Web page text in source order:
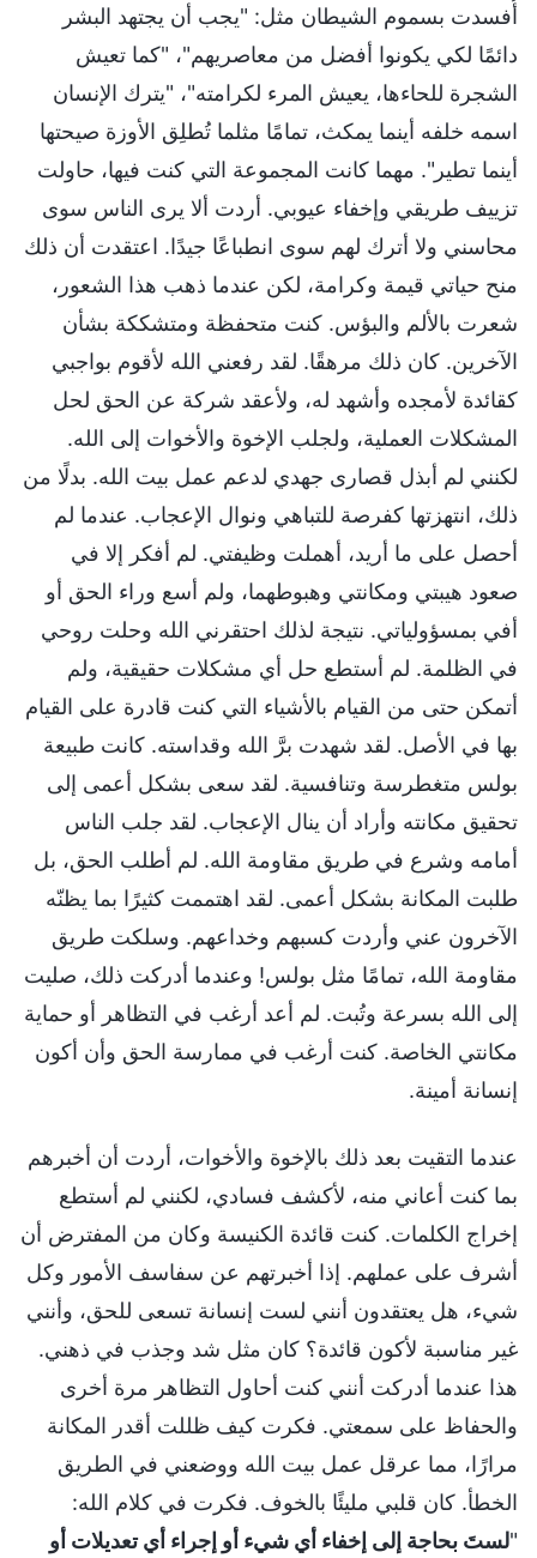
أُفسدت بسموم الشيطان مثل: "يجب أن يجتهد البشر
دائمًا لكي يكونوا أفضل من معاصريهم"، "كما تعيش
الشجرة للحاءها، يعيش المرء لكرامته"، "يترك الإنسان
اسمه خلفه أينما يمكث، تمامًا مثلما تُطلِق الأوزة صيحتها
أينما تطير". مهما كانت المجموعة التي كنت فيها، حاولت
تزييف طريقي وإخفاء عيوبي. أردت ألا يرى الناس سوى
محاسني ولا أترك لهم سوى انطباعًا جيدًا. اعتقدت أن ذلك
منح حياتي قيمة وكرامة، لكن عندما ذهب هذا الشعور،
شعرت بالألم والبؤس. كنت متحفظة ومتشككة بشأن
الآخرين. كان ذلك مرهقًا. لقد رفعني الله لأقوم بواجبي
كقائدة لأمجده وأشهد له، ولأعقد شركة عن الحق لحل
المشكلات العملية، ولجلب الإخوة والأخوات إلى الله.
لكنني لم أبذل قصارى جهدي لدعم عمل بيت الله. بدلًا من
ذلك، انتهزتها كفرصة للتباهي ونوال الإعجاب. عندما لم
أحصل على ما أريد، أهملت وظيفتي. لم أفكر إلا في
صعود هيبتي ومكانتي وهبوطهما، ولم أسع وراء الحق أو
أفي بمسؤولياتي. نتيجة لذلك احتقرني الله وحلت روحي
في الظلمة. لم أستطع حل أي مشكلات حقيقية، ولم
أتمكن حتى من القيام بالأشياء التي كنت قادرة على القيام
بها في الأصل. لقد شهدت برَّ الله وقداسته. كانت طبيعة
بولس متغطرسة وتنافسية. لقد سعى بشكل أعمى إلى
تحقيق مكانته وأراد أن ينال الإعجاب. لقد جلب الناس
أمامه وشرع في طريق مقاومة الله. لم أطلب الحق، بل
طلبت المكانة بشكل أعمى. لقد اهتممت كثيرًا بما يظنّه
الآخرون عني وأردت كسبهم وخداعهم. وسلكت طريق
مقاومة الله، تمامًا مثل بولس! وعندما أدركت ذلك، صليت
إلى الله بسرعة وتُبت. لم أعد أرغب في التظاهر أو حماية
مكانتي الخاصة. كنت أرغب في ممارسة الحق وأن أكون
إنسانة أمينة.
عندما التقيت بعد ذلك بالإخوة والأخوات، أردت أن أخبرهم
بما كنت أعاني منه، لأكشف فسادي، لكنني لم أستطع
إخراج الكلمات. كنت قائدة الكنيسة وكان من المفترض أن
أشرف على عملهم. إذا أخبرتهم عن سفاسف الأمور وكل
شيء، هل يعتقدون أنني لست إنسانة تسعى للحق، وأنني
غير مناسبة لأكون قائدة؟ كان مثل شد وجذب في ذهني.
هذا عندما أدركت أنني كنت أحاول التظاهر مرة أخرى
والحفاظ على سمعتي. فكرت كيف ظللت أقدر المكانة
مرارًا، مما عرقل عمل بيت الله ووضعني في الطريق
الخطأ. كان قلبي مليئًا بالخوف. فكرت في كلام الله:
"لستَ بحاجة إلى إخفاء أي شيء أو إجراء أي تعديلات أو